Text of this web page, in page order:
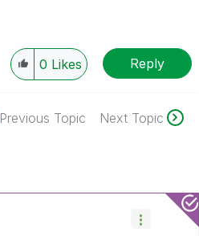
0 Likes Reply
Previous Topic Next Topic